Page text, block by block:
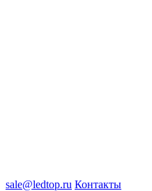
sale@ledtop.ru Контакты